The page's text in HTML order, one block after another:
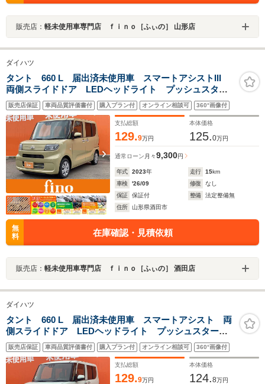
販売店： 軽未使用車専門店 ｆｉｎｏ［ふぃの］ 山形店
ダイハツ
タント 660 L 届出済未使用車 スマートアシストIII
両側スライドドア LEDヘッドライト プッシュスター
ト サイドエアバッグ オートエアコン オートライ
ト シガーソケット 車線逸脱警報機能 衝突警報機
能
販売店保証 車両品質評価書付 購入プラン付 オンライン相談可 360°画像付
支払総額
129.9万円
本体価格
125.0万円
通常ローン 月々9,300円
年式 2023年 走行 15km
車検
'26/09 修復
なし
保証
保証付 整備
法定整備無
住所
山形県酒田市
無
料
在庫確認・見積依頼
販売店： 軽未使用車専門店 ｆｉｎｏ［ふぃの］ 酒田店
ダイハツ
タント 660 L 届出済未使用車 スマートアシスト 両
側スライドドア LEDヘッドライト プッシュスター
ト サイドエアバッグ オートエアコン オートライ
ト シガーソケット 車線逸脱警報機能 衝突警報機能
販売店保証 車両品質評価書付 購入プラン付 オンライン相談可 360°画像付
支払総額
129.9万円
本体価格
124.8万円